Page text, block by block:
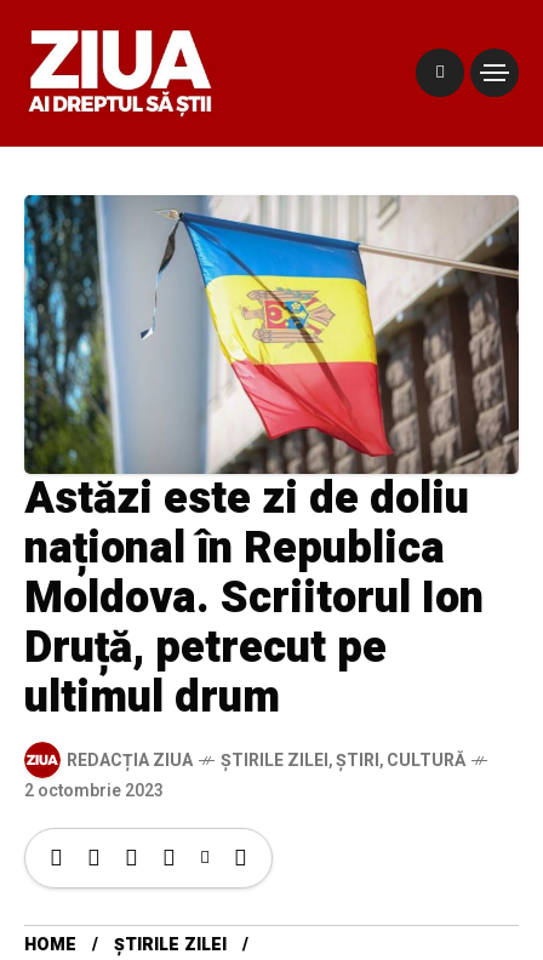
Astăzi este zi de doliu
național în Republica
Moldova. Scriitorul Ion
Druță, petrecut pe
ultimul drum
REDACȚIA ZIUA ȘTIRILE ZILEI,ȘTIRI,CULTURĂ
2 octombrie 2023
HOME
ȘTIRILE ZILEI